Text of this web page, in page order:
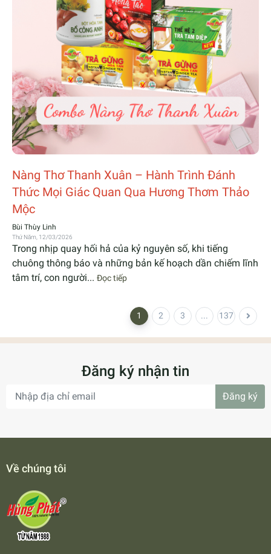
Nàng Thơ Thanh Xuân – Hành Trình Đánh
Thức Mọi Giác Quan Qua Hương Thơm Thảo
Mộc
Bùi Thùy Linh
Thứ Năm, 12/03/2026
Trong nhịp quay hối hả của kỷ nguyên số, khi tiếng
chuông thông báo và những bản kế hoạch dần chiếm lĩnh
tâm trí, con người... Đọc tiếp
1 2 3 ... 137
Đăng ký nhận tin
Đăng ký
Về chúng tôi